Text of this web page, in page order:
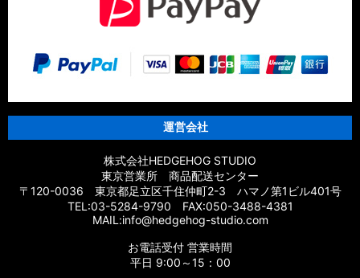
運営会社
株式会社HEDGEHOG STUDIO
東京営業所 商品配送センター
〒120-0036 東京都足立区千住仲町2-3 ハマノ第1ビル401号
TEL:03-5284-9790 FAX:050-3488-4381
MAIL:info@hedgehog-studio.com
お電話受付 営業時間
平日 9:00～15：00